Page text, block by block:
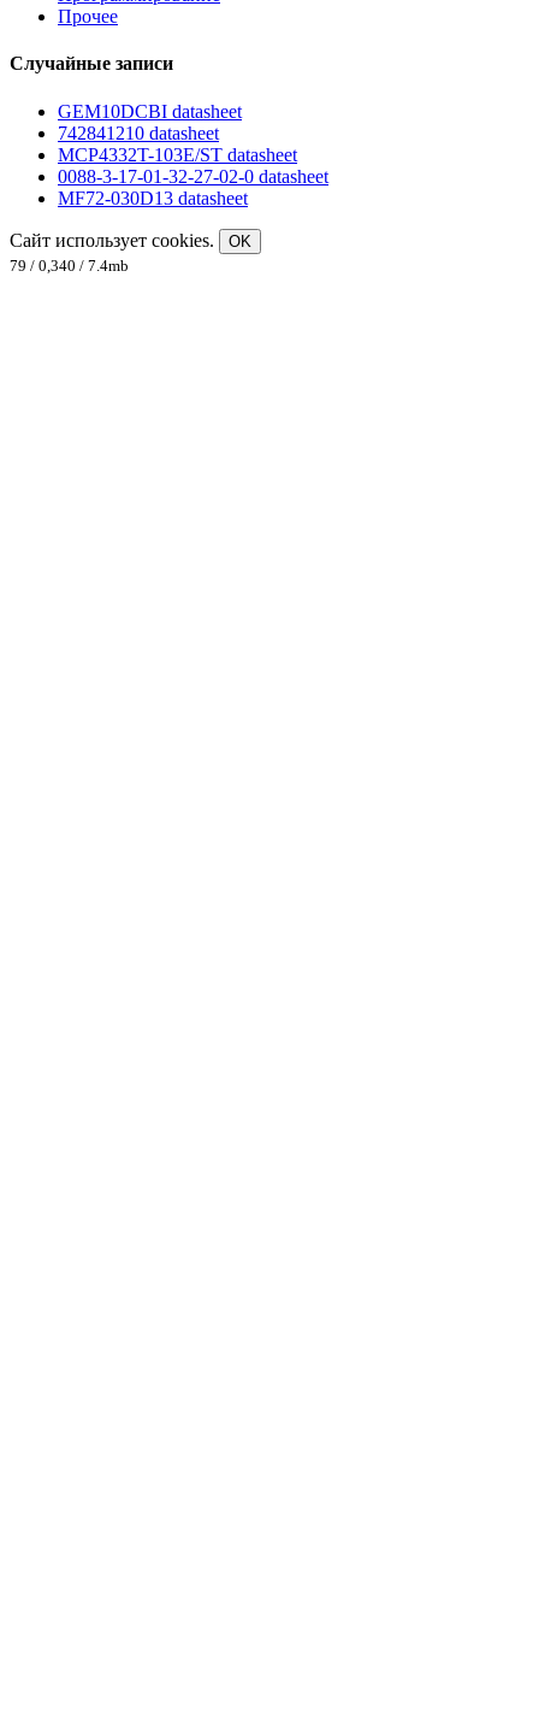
Прочее
Случайные записи
GEM10DCBI datasheet
742841210 datasheet
MCP4332T-103E/ST datasheet
0088-3-17-01-32-27-02-0 datasheet
MF72-030D13 datasheet
Сайт использует cookies.
OK
79 / 0,340 / 7.4mb